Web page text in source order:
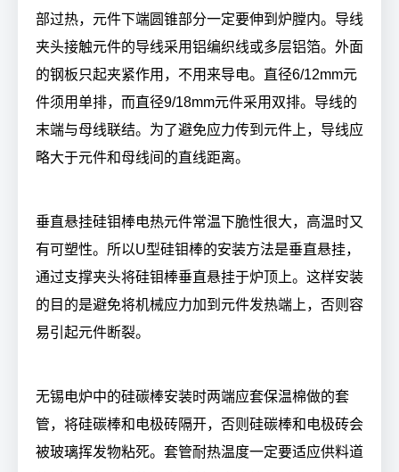
部过热，元件下端圆锥部分一定要伸到炉膛内。导线
夹头接触元件的导线采用铝编织线或多层铝箔。外面
的钢板只起夹紧作用，不用来导电。直径6/12mm元
件须用单排，而直径9/18mm元件采用双排。导线的
末端与母线联结。为了避免应力传到元件上，导线应
略大于元件和母线间的直线距离。
垂直悬挂硅钼棒电热元件常温下脆性很大，高温时又
有可塑性。所以U型硅钼棒的安装方法是垂直悬挂，
通过支撑夹头将硅钼棒垂直悬挂于炉顶上。这样安装
的目的是避免将机械应力加到元件发热端上，否则容
易引起元件断裂。
无锡电炉中的硅碳棒安装时两端应套保温棉做的套
管，将硅碳棒和电极砖隔开，否则硅碳棒和电极砖会
被玻璃挥发物粘死。套管耐热温度一定要适应供料道